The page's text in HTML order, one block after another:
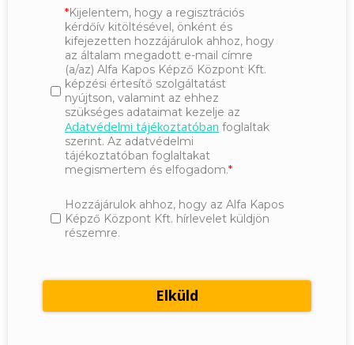
Kijelentem, hogy a regisztrációs
kérdőív kitöltésével, önként és
kifejezetten hozzájárulok ahhoz, hogy
az általam megadott e-mail címre
(a/az) Alfa Kapos Képző Központ Kft.
képzési értesítő szolgáltatást
nyújtson, valamint az ehhez
szükséges adataimat kezelje az
Adatvédelmi tájékoztatóban foglaltak
szerint. Az adatvédelmi
tájékoztatóban foglaltakat
megismertem és elfogadom.
Hozzájárulok ahhoz, hogy az Alfa Kapos
Képző Központ Kft. hírlevelet küldjön
részemre.